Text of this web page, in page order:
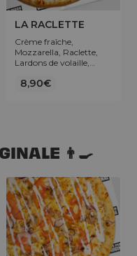
LA RACLETTE
Crème fraîche,
Mozzarella, Raclette,
Lardons de volaille,
Pommes de terre.
8,90€
👨‍🍳